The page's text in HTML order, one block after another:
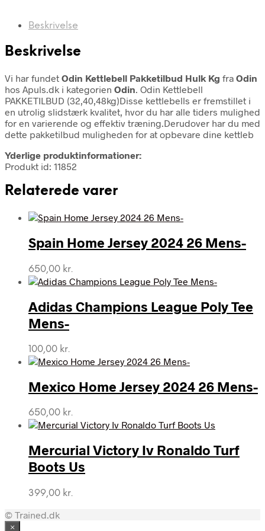
Beskrivelse
Beskrivelse
Vi har fundet Odin Kettlebell Pakketilbud Hulk Kg fra Odin
hos Apuls.dk i kategorien Odin. Odin Kettlebell
PAKKETILBUD (32,40,48kg)Disse kettlebells er fremstillet i
en utrolig slidstærk kvalitet, hvor du har alle tiders mulighed
for en varierende og effektiv træning.Derudover har du med
dette pakketilbud muligheden for at opbevare dine kettleb
Yderlige produktinformationer:
Produkt id: 11852
Relaterede varer
Spain Home Jersey 2024 26 Mens-
650,00 kr.
Adidas Champions League Poly Tee
Mens-
100,00 kr.
Mexico Home Jersey 2024 26 Mens-
650,00 kr.
Mercurial Victory Iv Ronaldo Turf
Boots Us
399,00 kr.
© Trained.dk
×